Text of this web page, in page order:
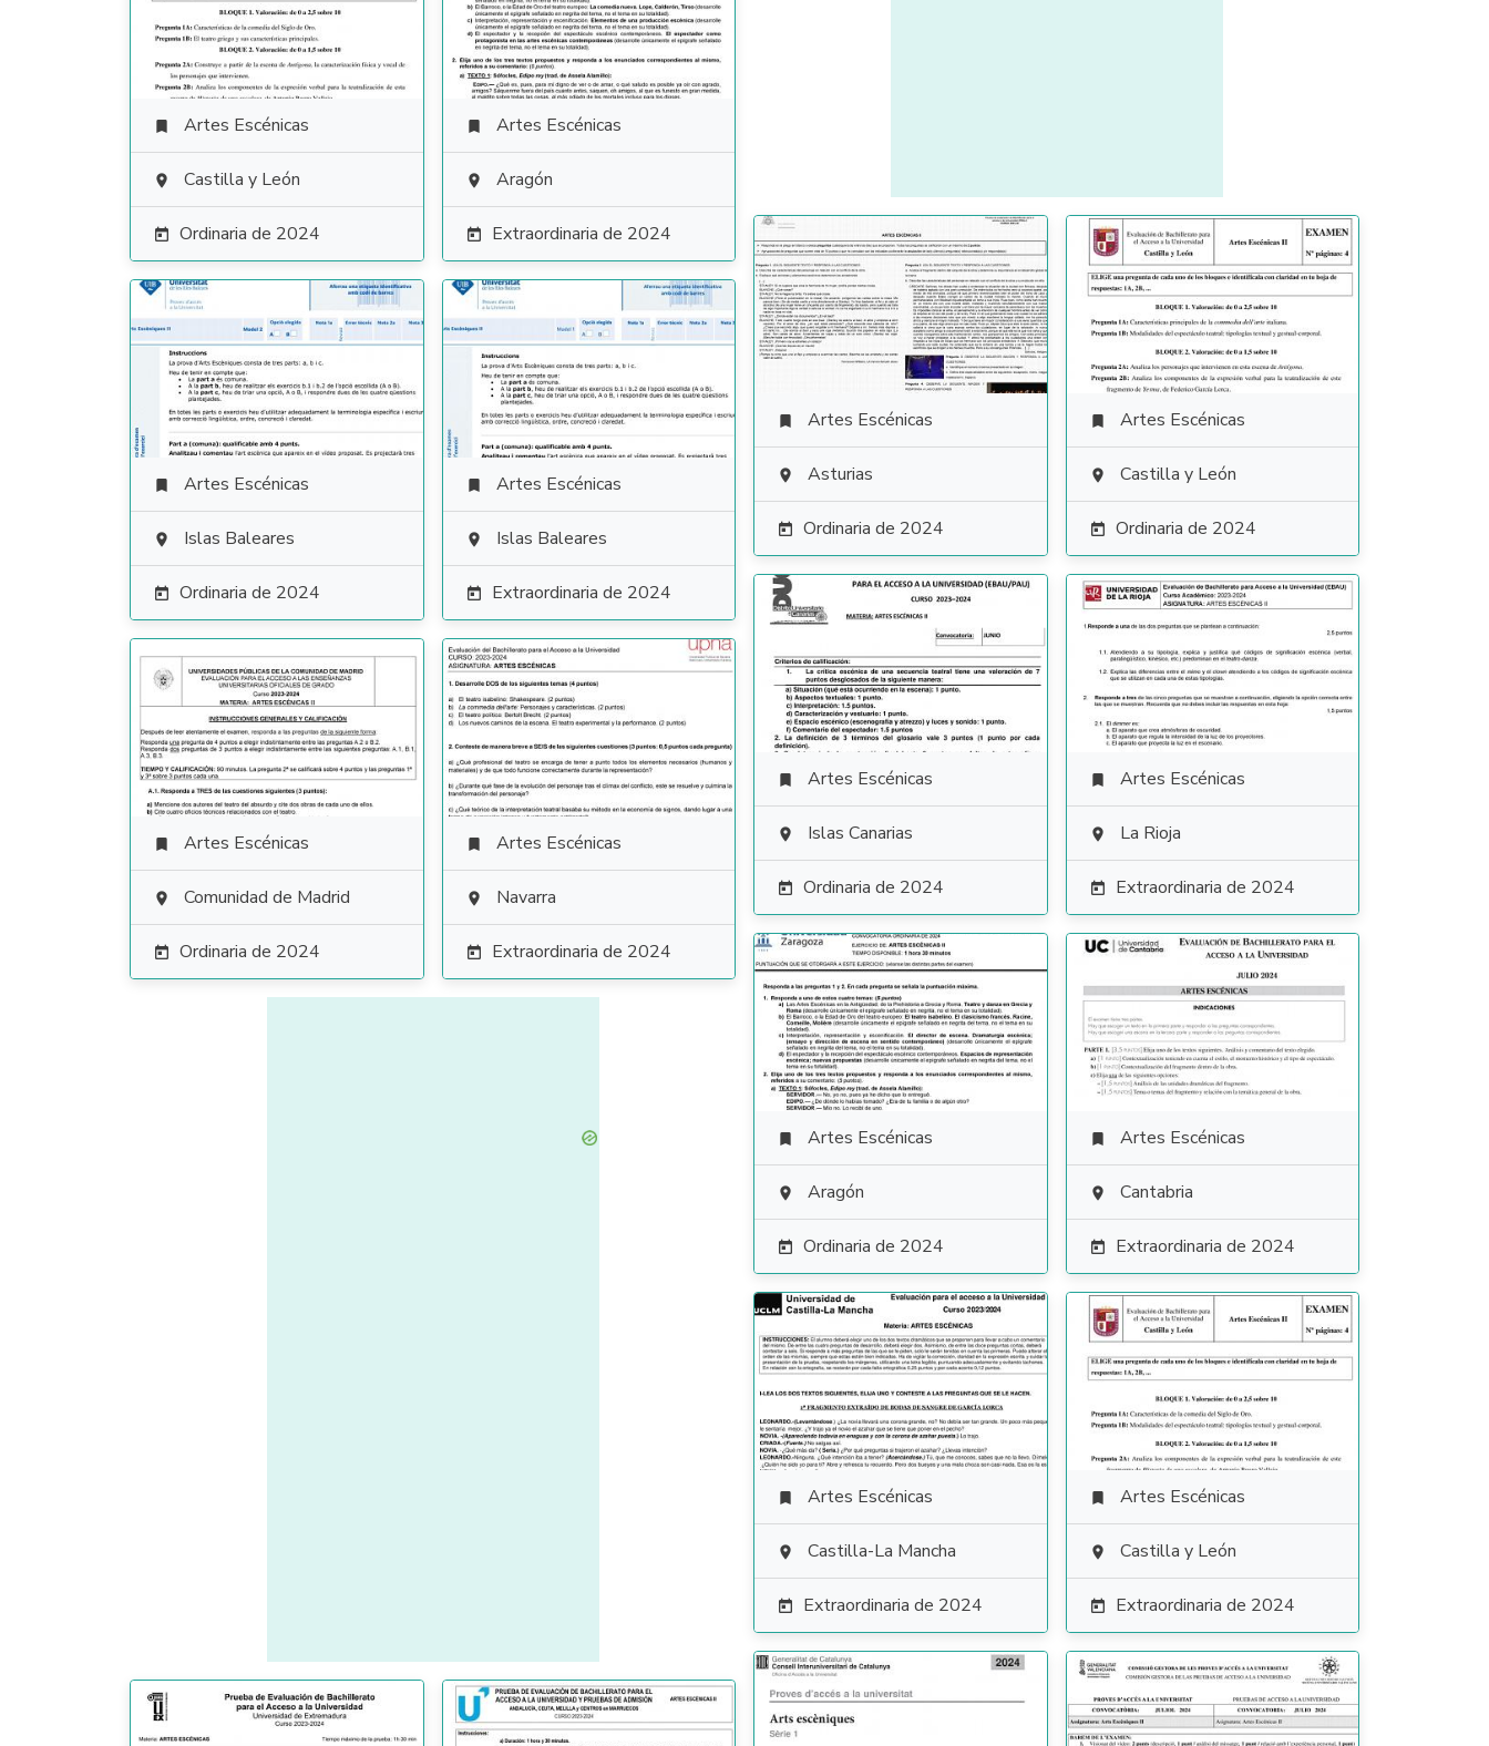
 Artes Escénicas
 Castilla y León
 Ordinaria de 2024
 Artes Escénicas
 Aragón
 Extraordinaria de 2024
 Artes Escénicas
 Asturias
 Ordinaria de 2024
 Artes Escénicas
 Castilla y León
 Ordinaria de 2024
 Artes Escénicas
 Islas Baleares
 Ordinaria de 2024
 Artes Escénicas
 Islas Baleares
 Extraordinaria de 2024
 Artes Escénicas
 Islas Canarias
 Ordinaria de 2024
 Artes Escénicas
 La Rioja
 Extraordinaria de 2024
 Artes Escénicas
 Comunidad de Madrid
 Ordinaria de 2024
 Artes Escénicas
 Navarra
 Extraordinaria de 2024
 Artes Escénicas
 Aragón
 Ordinaria de 2024
 Artes Escénicas
 Cantabria
 Extraordinaria de 2024
 Artes Escénicas
 Castilla-La Mancha
 Extraordinaria de 2024
 Artes Escénicas
 Castilla y León
 Extraordinaria de 2024